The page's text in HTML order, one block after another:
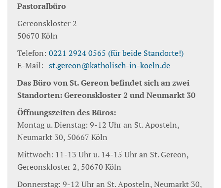
Pastoralbüro
Gereonskloster 2
50670 Köln
Telefon: 0221 2924 0565 (für beide Standorte!)
E-Mail: st.gereon@katholisch-in-koeln.de
Das Büro von St. Gereon befindet sich an zwei
Standorten: Gereonskloster 2 und Neumarkt 30
Öffnungszeiten des Büros:
Montag u. Dienstag: 9-12 Uhr an St. Aposteln,
Neumarkt 30, 50667 Köln
Mittwoch: 11-13 Uhr u. 14-15 Uhr an St. Gereon,
Gereonskloster 2, 50670 Köln
Donnerstag: 9-12 Uhr an St. Aposteln, Neumarkt 30,